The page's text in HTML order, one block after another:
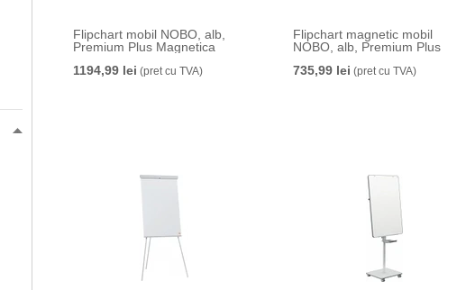
Flipchart mobil NOBO, alb,
Premium Plus Magnetica
1194,99 lei (pret cu TVA)
Flipchart magnetic mobil
NOBO, alb, Premium Plus
735,99 lei (pret cu TVA)